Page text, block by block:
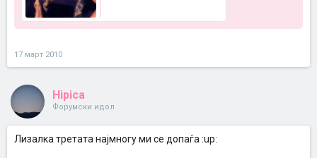
17 март 2010
Hipica
Форумски идол
Лизалка третата најмногу ми се допаѓа :up: